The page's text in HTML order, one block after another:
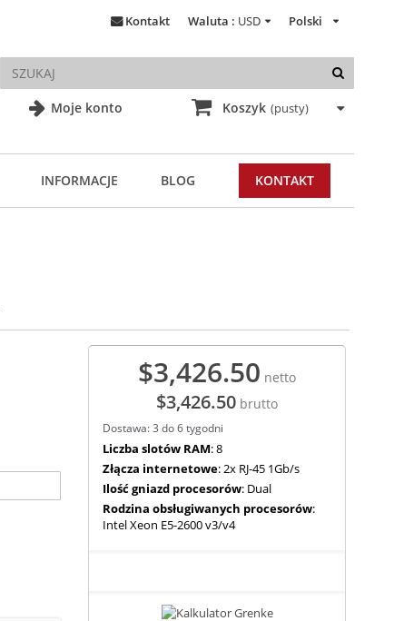
Moje konto
Polski
Waluta : USD
Kontakt
Koszyk (pusty)
INFORMACJE BLOG KONTAKT
$3,426.50 netto
$3,426.50 brutto
Dostawa: 3 do 6 tygodni
Liczba slotów RAM: 8
Złącza internetowe: 2x RJ-45 1Gb/s
Ilość gniazd procesorów: Dual
Rodzina obsługiwanych procesorów:
Intel Xeon E5-2600 v3/v4